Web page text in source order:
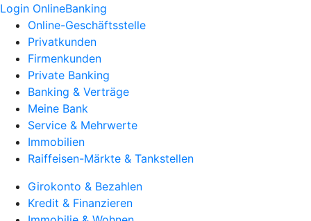
Login OnlineBanking
Online-Geschäftsstelle
Privatkunden
Firmenkunden
Private Banking
Banking & Verträge
Meine Bank
Service & Mehrwerte
Immobilien
Raiffeisen-Märkte & Tankstellen
Girokonto & Bezahlen
Kredit & Finanzieren